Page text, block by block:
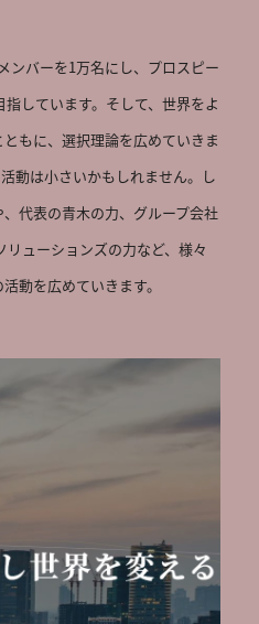
ンバーを1万名にし、プロスピー
しています。そして、世界をよ
もに、選択理論を広めていきま
動は小さいかもしれません。し
代表の青木の力、グループ会社
リューションズの力など、様々
動を広めていきます。